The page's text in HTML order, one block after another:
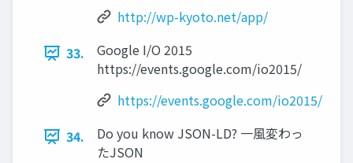
http://wp-kyoto.net/app/
33.
Google I/O 2015
https://events.google.com/io2015/
https://events.google.com/io2015/
34.
Do you know JSON-LD? 一風変わっ
たJSON